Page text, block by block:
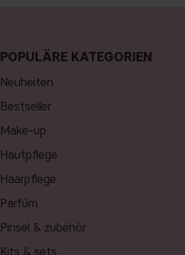
POPULÄRE KATEGORIEN
neuheiten
bestseller
make-up
hautpflege
haarpflege
parfüm
pinsel & zubehör
kits & sets